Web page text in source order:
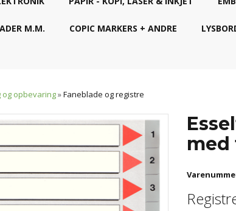
M.M. COPIC MARKERS + ANDRE
og opbevaring»Faneblade og registre
med